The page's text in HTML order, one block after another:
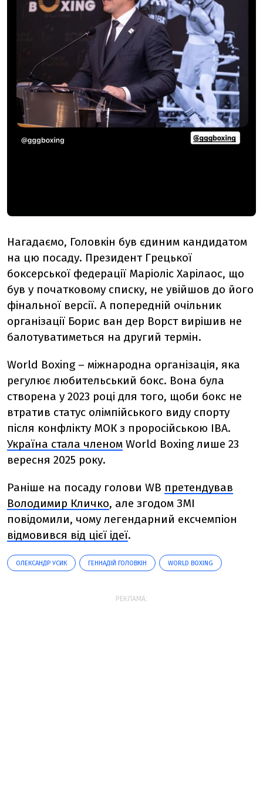
Нагадаємо, Головкін був єдиним кандидатом
на цю посаду. Президент Грецької
боксерської федерації Маріоліс Харілаос, що
був у початковому списку, не увійшов до його
фінальної версії. А попередній очільник
організації Борис ван дер Ворст вирішив не
балотуватиметься на другий термін.
World Boxing – міжнародна організація, яка
регулює любительський бокс. Вона була
створена у 2023 році для того, щоби бокс не
втратив статус олімпійського виду спорту
після конфлікту МОК з проросійською IBA.
Україна стала членом World Boxing лише 23
вересня 2025 року.
Раніше на посаду голови WB претендував
Володимир Кличко, але згодом ЗМІ
повідомили, чому легендарний ексчемпіон
відмовився від цієї ідеї.
ОЛЕКСАНДР УСИК ГЕННАДІЙ ГОЛОВКІН WORLD BOXING
РЕКЛАМА: